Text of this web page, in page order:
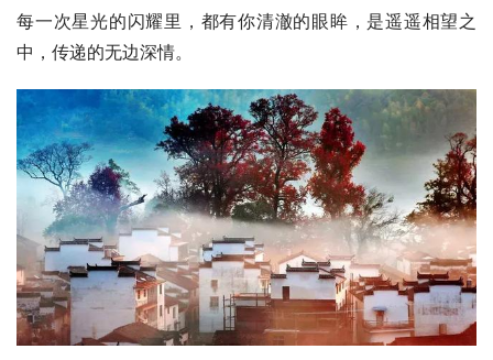
每一次星光的闪耀里，都有你清澈的眼眸，是遥遥相望之
中，传递的无边深情。